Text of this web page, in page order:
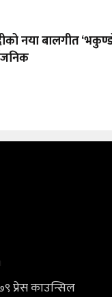
नया बालगीत
प्रेस काउन्सिल